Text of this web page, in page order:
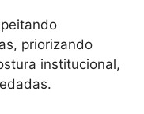
priorizando
institucional,